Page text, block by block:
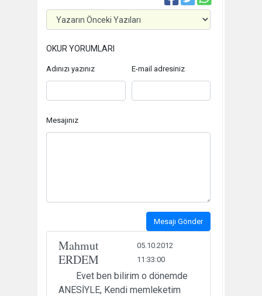
OKUR YORUMLARI
Adınızı yazınız E-mail adresiniz
Mesajınız
Mesajı Gönder
Mahmut
ERDEM
05.10.2012
11:33:00
Evet ben bilirim o dönemde
ANESİYLE, Kendi memleketim